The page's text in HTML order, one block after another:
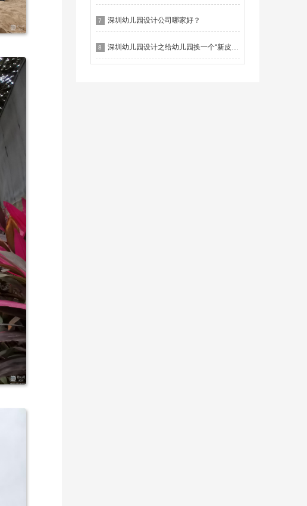
7 深圳幼儿园设计公司哪家好？
8 深圳幼儿园设计之给幼儿园换一个“新皮肤”